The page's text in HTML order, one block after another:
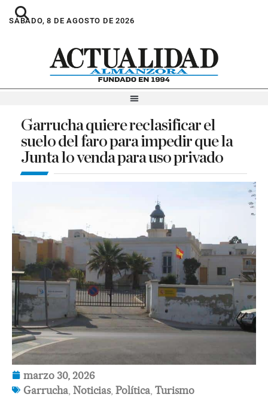
SÁBADO, 8 DE AGOSTO DE 2026
Garrucha quiere reclasificar el
suelo del faro para impedir que la
Junta lo venda para uso privado
marzo 30, 2026
Garrucha Noticias, Política Turismo